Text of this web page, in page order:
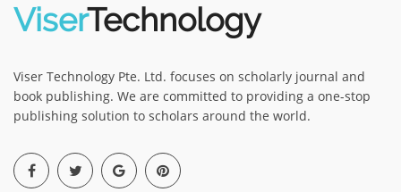
ViserTechnology
Viser Technology Pte. Ltd. focuses on scholarly journal and
book publishing. We are committed to providing a one-stop
publishing solution to scholars around the world.